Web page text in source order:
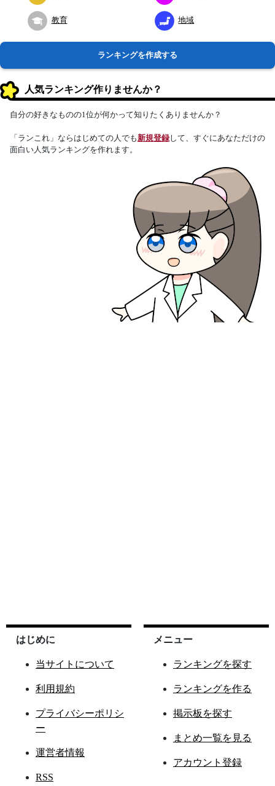
教育 地域
ランキングを作成する
人気ランキング作りませんか？
自分の好きなものの1位が何かって知りたくありませんか？
「ランこれ」ならはじめての人でも新規登録して、すぐにあなただけの
面白い人気ランキングを作れます。
はじめに
当サイトについて
利用規約
プライバシーポリシ
ー
運営者情報
RSS
メニュー
ランキングを探す
ランキングを作る
掲示板を探す
まとめ一覧を見る
アカウント登録